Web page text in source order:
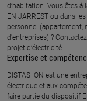
d’habitation. Vous êtes à
EN JARREST ou dans
personnel (appartement,
d'entreprises) ?
projet d’électricité.
Expertise et
​DISTAS ION est une
électrique et aux
faire partie du dispositif